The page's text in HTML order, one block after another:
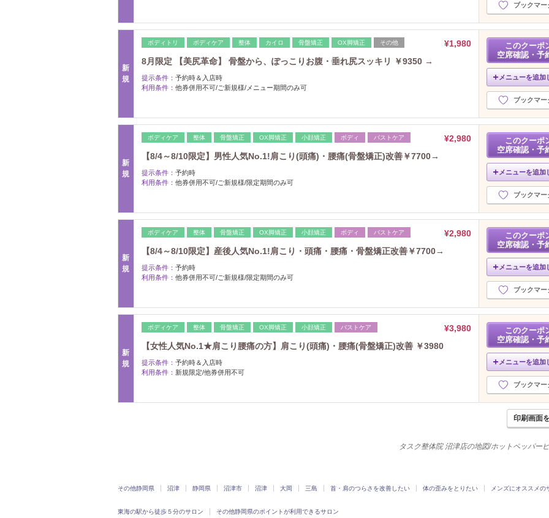
ブックマー
新
規
ボディトリ ボディケア 整体 カイロ 骨盤矯正 OX脚矯正 その他
¥1,980
8月限定 【美尻革命】 骨盤から、ぽっこりお腹・垂れ尻スッキリ ￥9350 →
提示条件： 予約時＆入店時
利用条件： 他券併用不可/ご新規様/メニュー期間のみ可
このクーポ
空席確認・予
メニューを追加
ブックマー
新
規
ボディケア 整体 骨盤矯正 OX脚矯正 小顔矯正 ボディ バストケア
¥2,980
【8/4～8/10限定】男性人気No.1!肩こり(頭痛)・腰痛(骨盤矯正)改善￥7700→
提示条件： 予約時
利用条件： 他券併用不可/ご新規様/限定期間のみ可
このクーポ
空席確認・予
メニューを追加
ブックマー
新
規
ボディケア 整体 骨盤矯正 OX脚矯正 小顔矯正 ボディ バストケア
¥2,980
【8/4～8/10限定】産後人気No.1!肩こり・頭痛・腰痛・骨盤矯正改善￥7700→
提示条件： 予約時
利用条件： 他券併用不可/ご新規様/限定期間のみ可
このクーポ
空席確認・予
メニューを追加
ブックマー
新
規
ボディケア 整体 骨盤矯正 OX脚矯正 小顔矯正 バストケア
¥3,980
【女性人気No.1★肩こり腰痛の方】肩こり(頭痛)・腰痛(骨盤矯正)改善 ￥3980
提示条件： 予約時＆入店時
利用条件： 新規限定/他券併用不可
このクーポ
空席確認・予
メニューを追加
ブックマー
印刷画面
タスク整体院 沼津店の地図/ホットペッパー
その他静岡県 沼津 静岡県 沼津市 沼津 大岡 三島 首・肩のつらさを改善したい 体の歪みをとりたい メンズにオススメの
東海の駅から徒歩５分のサロン その他静岡県のポイントが利用できるサロン